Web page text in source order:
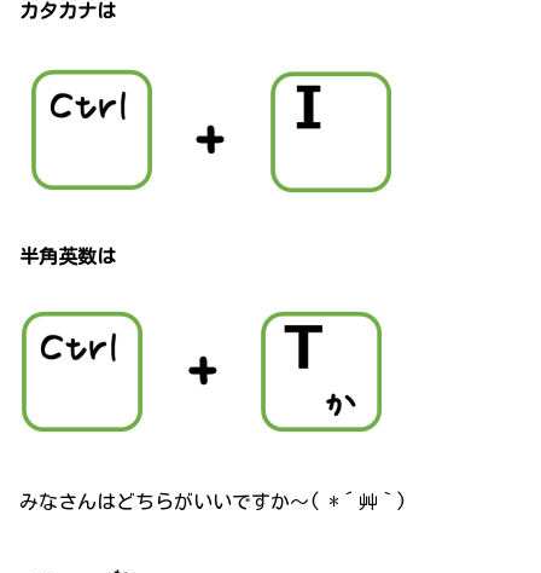
カタカナは
半角英数は
みなさんはどちらがいいですか～( *´艸｀)